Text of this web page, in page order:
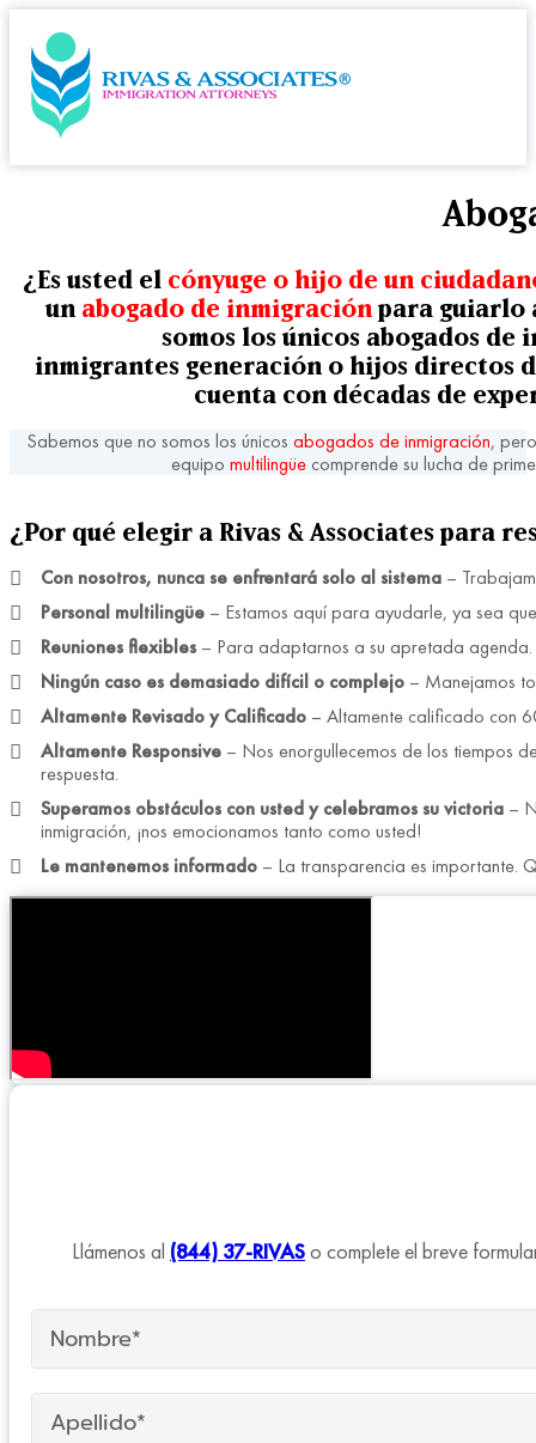
¿Es usted el cónyuge o hijo de un
un abogado de inmigraciónpara guiarlo
somos los únicos abogados de
inmigrantes generacióno hijos directos
cuenta con décadas de
Sabemos que no somos los únicos abogados de inmigración,
equipo multilingüecomprende su lucha de
¿Por qué elegir a Rivas & Associates para
Con nosotros, nunca se enfrentará solo al sistema –
Personal multilingüe – Estamos aquí para ayudarle, ya sea
Reuniones flexibles – Para adaptarnos a su apretada
Ningún caso es demasiado difícil o complejo – Manejamos
Altamente Revisado y Calificado – Altamente calificado con
Altamente Responsive – Nos enorgullecemos de los tiempos
respuesta.
Superamos obstáculos con usted y celebramos su victoria –
inmigración, ¡nos emocionamos tanto como usted!
Le mantenemos informado – La transparencia es importante.
Llámenos al (844) 37-RIVASo complete el breve